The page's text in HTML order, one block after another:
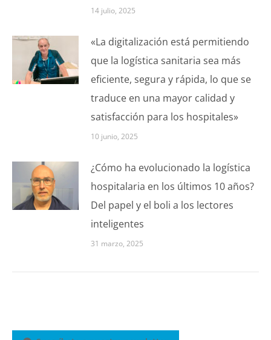
14 julio, 2025
«La digitalización está permitiendo
que la logística sanitaria sea más
eficiente, segura y rápida, lo que se
traduce en una mayor calidad y
satisfacción para los hospitales»
10 junio, 2025
¿Cómo ha evolucionado la logística
hospitalaria en los últimos 10 años?
Del papel y el boli a los lectores
inteligentes
31 marzo, 2025